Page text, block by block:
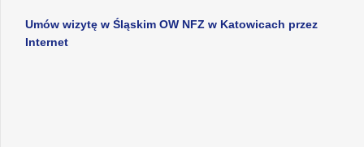
Umów wizytę w Śląskim OW NFZ w Katowicach przez
Internet